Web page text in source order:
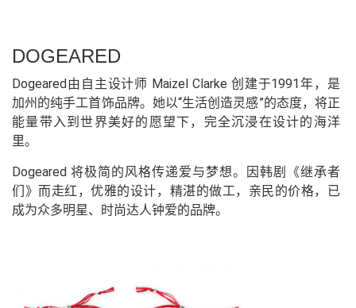
DOGEARED
Dogeared由自主设计师 Maizel Clarke 创建于1991年，是
加州的纯手工首饰品牌。她以“生活创造灵感”的态度，将正
能量带入到世界美好的愿望下，完全沉浸在设计的海洋
里。
Dogeared 将极简的风格传递爱与梦想。因韩剧《继承者
们》而走红，优雅的设计，精湛的做工，亲民的价格，已
成为众多明星、时尚达人钟爱的品牌。